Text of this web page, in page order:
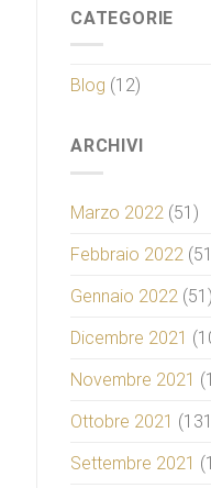
CATEGORIE
Blog (12)
ARCHIVI
Marzo 2022 (51)
Febbraio 2022
Gennaio 2022 (51)
Dicembre 2021
Novembre 2021
Ottobre 2021
Settembre 2021